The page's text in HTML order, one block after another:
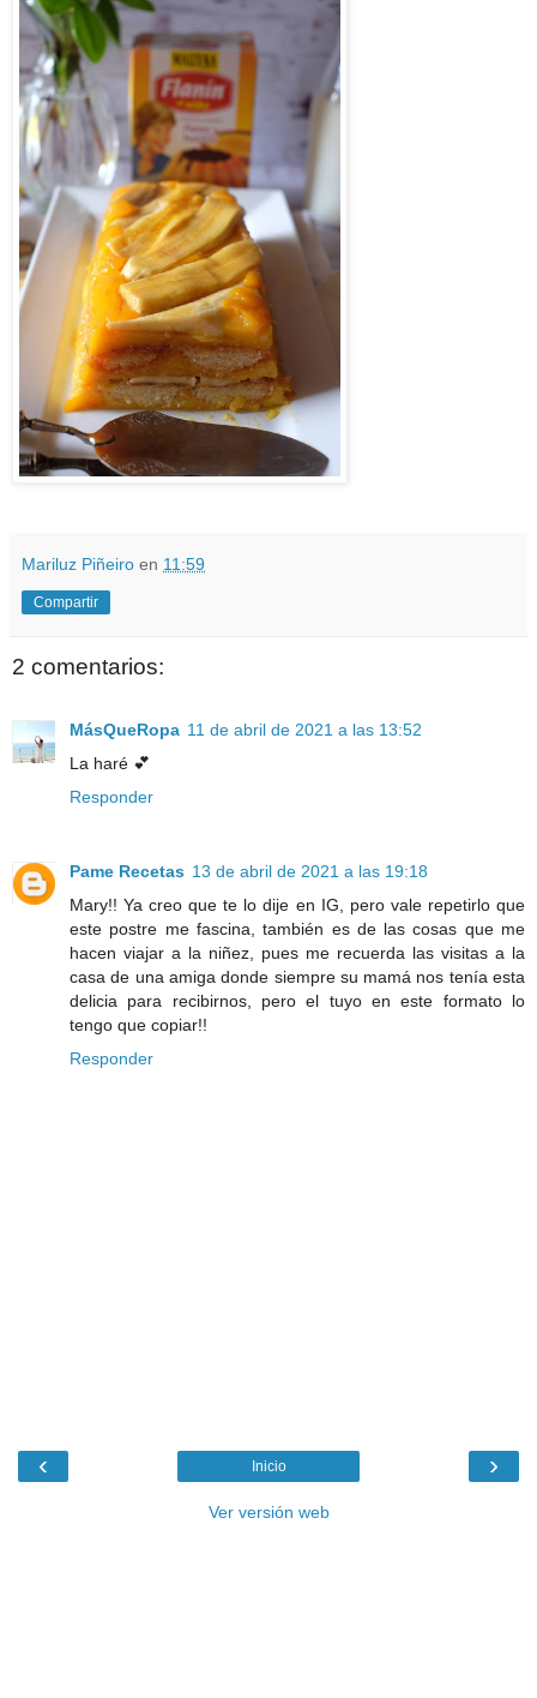
Mariluz Piñeiro en 11:59
Compartir
2 comentarios:
MásQueRopa 11 de abril de 2021 a las 13:52
La haré 💕
Responder
Pame Recetas 13 de abril de 2021 a las 19:18
Mary!! Ya creo que te lo dije en IG, pero vale repetirlo que
este postre me fascina, también es de las cosas que me
hacen viajar a la niñez, pues me recuerda las visitas a la
casa de una amiga donde siempre su mamá nos tenía esta
delicia para recibirnos, pero el tuyo en este formato lo
tengo que copiar!!
Responder
‹ ›
Inicio
Ver versión web